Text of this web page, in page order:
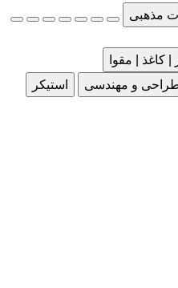
مذهبی
| کاغذ | مقوا
طراحی و مهندسی
استیکر